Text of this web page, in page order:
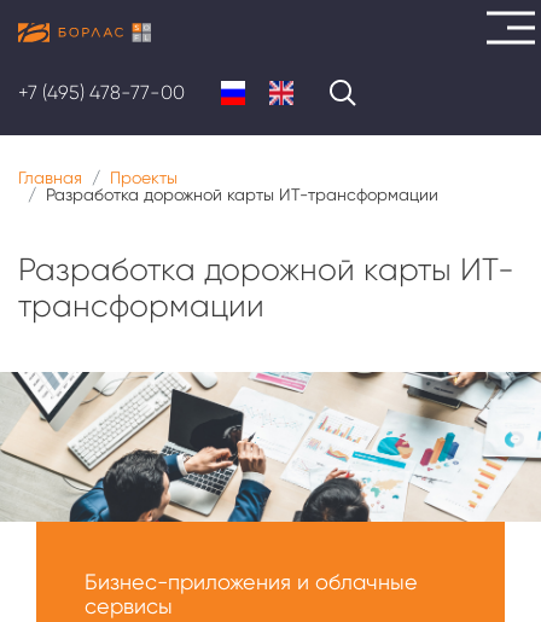
основному
содержанию
+7 (495) 478-77-00
Главная
Проекты
Разработка дорожной карты ИТ-трансформации
Разработка дорожной карты ИТ-
трансформации
Бизнес-приложения и облачные
сервисы